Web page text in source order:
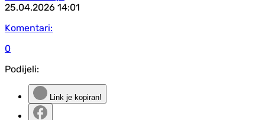
25.04.2026 14:01
Komentari:
0
Podijeli:
Link je kopiran!